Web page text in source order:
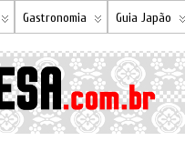
Gastronomia Guia Japão